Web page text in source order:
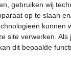
gebruiken wij
op te slaan
kunnen
site verwerken.
dit bepaalde